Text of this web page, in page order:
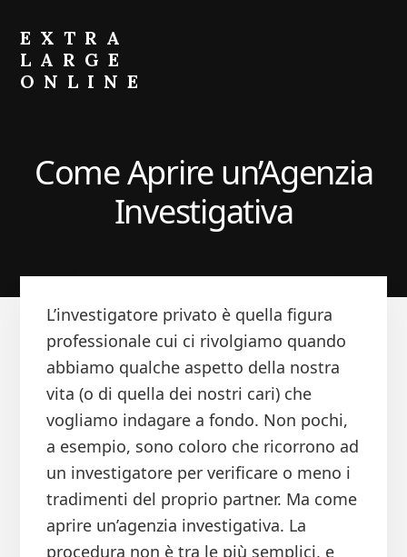
primary
sidebar
content
EXTRA
LARGE
ONLINE
Portafoglio
Come Aprire un’Agenzia
Investigativa
L’investigatore privato è quella figura
professionale cui ci rivolgiamo quando
abbiamo qualche aspetto della nostra
vita (o di quella dei nostri cari) che
vogliamo indagare a fondo. Non pochi,
a esempio, sono coloro che ricorrono ad
un investigatore per verificare o meno i
tradimenti del proprio partner. Ma come
aprire un’agenzia investigativa. La
procedura non è tra le più semplici, e